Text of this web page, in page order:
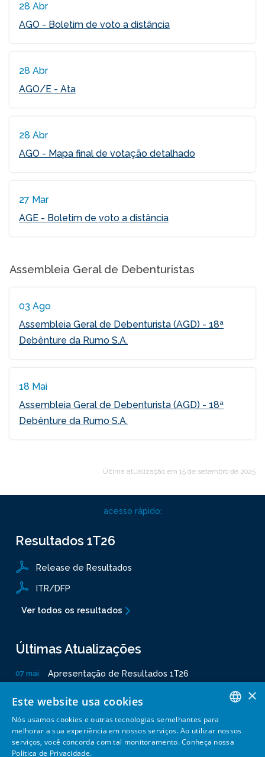
28 Abr
AGO - Boletim de voto a distância
28 Abr
AGO/E - Ata
28 Abr
AGO - Mapa final de votação detalhado
27 Mar
AGE - Boletim de voto a distância
Assembleia Geral de Debenturistas
03 Ago
Assembleia Geral de Debenturista (AGD) - 18ª
Debênture da Rumo S.A.
18 Mai
Assembleia Geral de Debenturista (AGD) - 18ª
Debênture da Rumo S.A.
Última atualização em 15 de setembro de 2025
acesso rápido:
Resultados 1T26
Release de Resultados
ITR/DFP
Ver todos os resultados
Últimas Atualizações
07 mai Apresentação de Resultados 1T26
31 mar Demonstrações Financeiras 1T26
04 mar
04 mar Relatório de Sustentabilidade 2025
ENGLISH
×
Este website usa cookies
Nós usamos cookies e outras tecnologias semelhantes para
melhorar a sua experiência em nossos serviços. Ao utilizar nossos
serviços, você concorda com tal monitoramento. Conheça nossa
Política de Privacidade.